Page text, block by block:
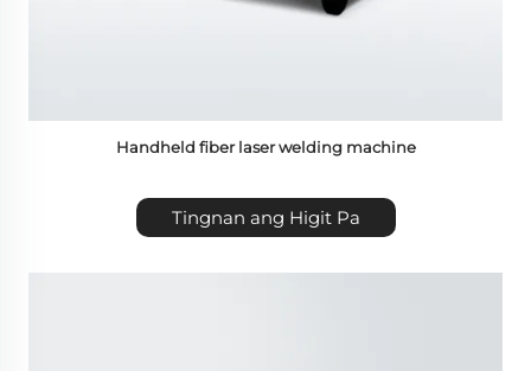
Handheld fiber laser welding machine
Tingnan ang Higit Pa